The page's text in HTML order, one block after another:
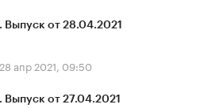
Выпуск от 28.04.2021
28 апр 2021, 09:50
Выпуск от 27.04.2021